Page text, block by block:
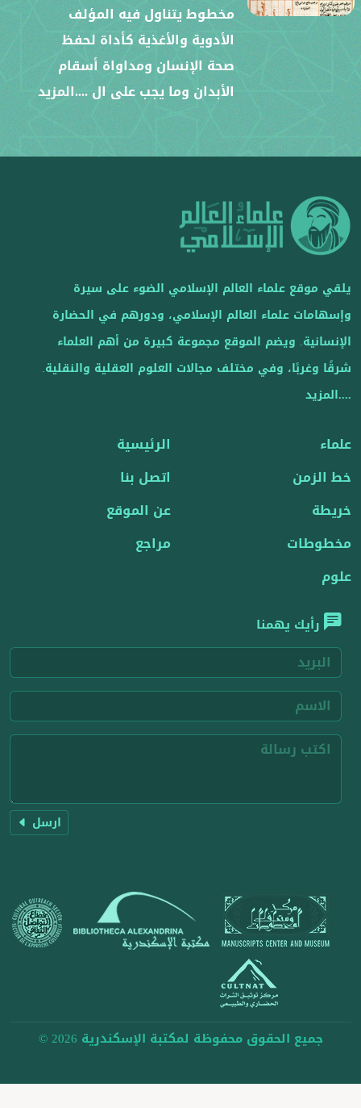
مخطوط يتناول فيه المؤلف
الأدوية والأغذية كأداة لحفظ
صحة الإنسان ومداواة أسقام
الأبدان وما يجب على ال....المزيد
يلقي موقع علماء العالم الإسلامي الضوء على سيرة
وإسهامات علماء العالم الإسلامي، ودورهم في الحضارة
الإنسانية. ويضم الموقع مجموعة كبيرة من أهم العلماء
شرقًا وغربًا، وفي مختلف مجالات العلوم العقلية والنقلية.
....المزيد
علماء
خط الزمن
خريطة
مخطوطات
علوم
الرئيسية
اتصل بنا
عن الموقع
مراجع
رأيك يهمنا
ارسل
جميع الحقوق محفوظة لمكتبة الإسكندرية 2026 ©